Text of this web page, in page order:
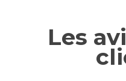
Les